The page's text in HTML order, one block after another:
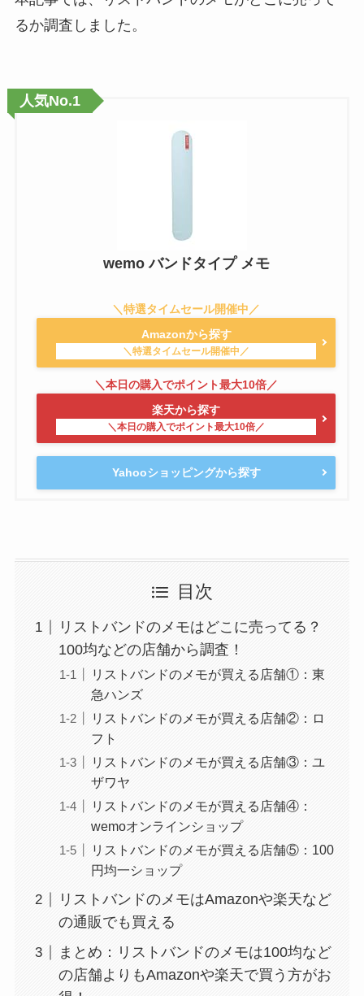
るか調査しました。
wemo バンドタイプ メモ
Amazonから探す
楽天から探す
Yahooショッピングから探す
人気No.1
目次
リストバンドのメモはどこに売ってる？
100均などの店舗から調査！
リストバンドのメモが買える店舗①：東
急ハンズ
リストバンドのメモが買える店舗②：ロ
フト
リストバンドのメモが買える店舗③：ユ
ザワヤ
リストバンドのメモが買える店舗④：
wemoオンラインショップ
リストバンドのメモが買える店舗⑤：100
円均一ショップ
リストバンドのメモはAmazonや楽天など
の通販でも買える
まとめ：リストバンドのメモは100均など
の店舗よりもAmazonや楽天で買う方がお